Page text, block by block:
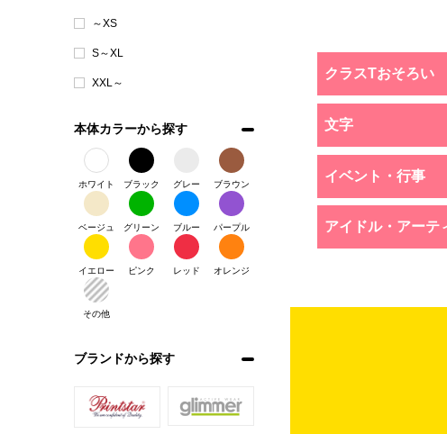
～XS
S～XL
XXL～
本体カラーから探す
ホワイト ブラック グレー ブラウン
ベージュ グリーン ブルー パープル
イエロー ピンク レッド オレンジ
その他
ブランドから探す
クラスTおそろい
文字
イベント・行事
アイドル・アーテ